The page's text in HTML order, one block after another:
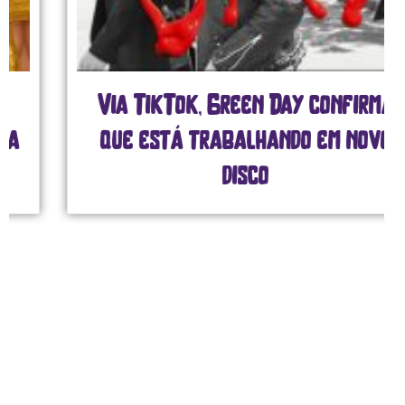
Via TikTok, Green Day confirma
que está trabalhando em novo